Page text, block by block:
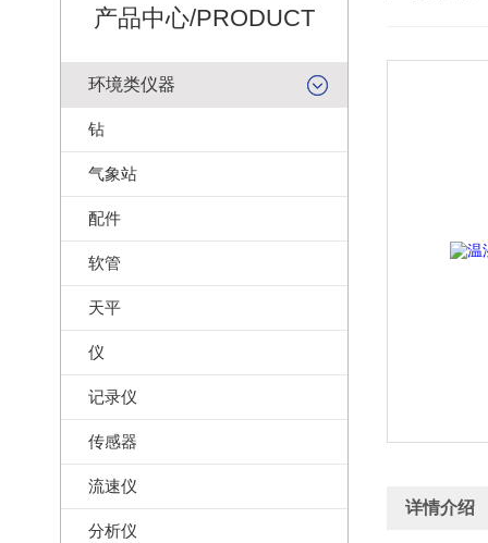
产品中心/PRODUCT
环境类仪器
钻
气象站
配件
软管
天平
仪
记录仪
传感器
流速仪
分析仪
详情介绍